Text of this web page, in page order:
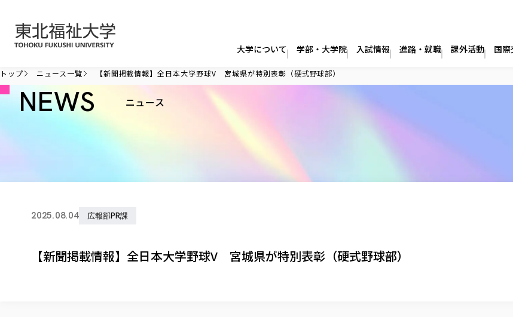
大学について 学部・大学院 入試情報 進路・就職 課外活動 国
トップ ニュース一覧 【新聞掲載情報】全日本大学野球V 宮城県が特別表彰（硬式野球部）
NEWS ニュース
2025.08.04 広報部PR課
【新聞掲載情報】全日本大学野球V 宮城県が特別表彰（硬式野球部）